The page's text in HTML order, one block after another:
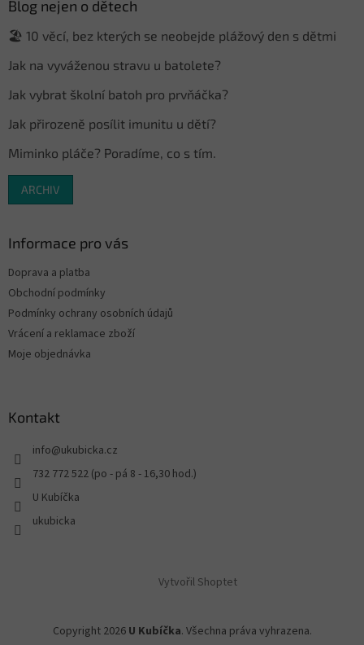
Blog nejen o dětech
🏖️ 10 věcí, bez kterých se neobejde plážový den s dětmi
Jak na vyváženou stravu u batolete?
Jak vybrat školní batoh pro prvňáčka?
Jak přirozeně posílit imunitu u dětí?
Miminko pláče? Poradíme, co s tím.
ARCHIV
Informace pro vás
Doprava a platba
Obchodní podmínky
Podmínky ochrany osobních údajů
Vrácení a reklamace zboží
Moje objednávka
Kontakt
info@ukubicka.cz
732 772 522 (po - pá 8 - 16,30 hod.)
U Kubíčka
ukubicka
Vytvořil Shoptet
Copyright 2026 U Kubíčka. Všechna práva vyhrazena.